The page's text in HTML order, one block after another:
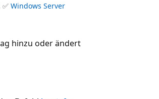
✅ Windows Server
hinzu oder ändert